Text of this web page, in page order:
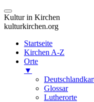
Kultur in Kirchen
kulturkirchen.org
Startseite
Kirchen A-Z
Orte
▼
Glossar
Lutherorte